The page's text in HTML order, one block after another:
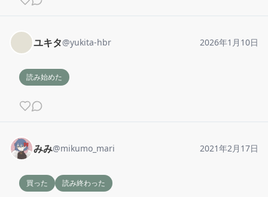
ユキタ@yukita-hbr 2026年1月10日
読み始めた
みみ@mikumo_mari 2021年2月17日
買った 読み終わった